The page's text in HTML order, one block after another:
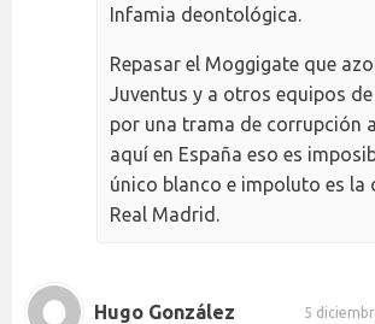
Infamia deontológica.
Repasar el Moggigate que
Juventus y a otros equipos
por una trama de corrupción
aquí en España eso es
único blanco e impoluto es la
Real Madrid.
Hugo González 5